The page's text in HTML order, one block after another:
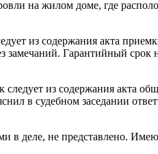
на жилом доме, где
из содержания акта
замечаний. Гарантийный
из содержания акта
в судебном заседании
в деле, не представлено.